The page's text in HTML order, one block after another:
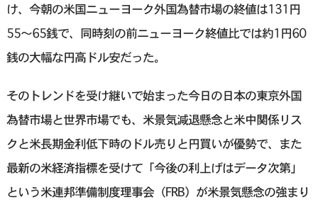
け、今朝の米国ニューヨーク外国為替市場の終値は131円
55～65銭で、同時刻の前ニューヨーク終値比では約1円60
銭の大幅な円高ドル安だった。
そのトレンドを受け継いで始まった今日の日本の東京外国
為替市場と世界市場でも、米景気減退懸念と米中関係リス
クと米長期金利低下時のドル売りと円買いが優勢で、また
最新の米経済指標を受けて「今後の利上げはデータ次第」
という米連邦準備制度理事会（FRB）が米景気懸念の強まり